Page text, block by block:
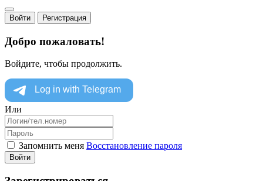
Войти Регистрация
Добро пожаловать!
Войдите, чтобы продолжить.
Или
Запомнить меня Восстановление пароля
Войти